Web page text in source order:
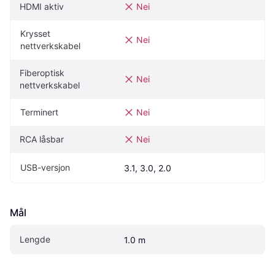
HDMI aktiv Nei
Krysset
nettverkskabel
Nei
Fiberoptisk
nettverkskabel
Nei
Terminert Nei
RCA låsbar Nei
USB-versjon 3.1, 3.0, 2.0
Mål
Lengde 1.0 m